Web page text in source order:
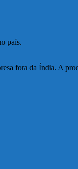
país.
fora da Índia. A